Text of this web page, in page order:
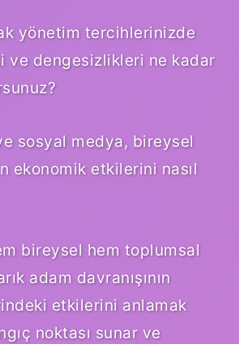
yönetim tercihlerinizde
ve dengesizlikleri ne kadar
sosyal medya, bireysel
ekonomik etkilerini nasıl
bireysel hem toplumsal
adam davranışının
etkilerini anlamak
noktası sunar ve